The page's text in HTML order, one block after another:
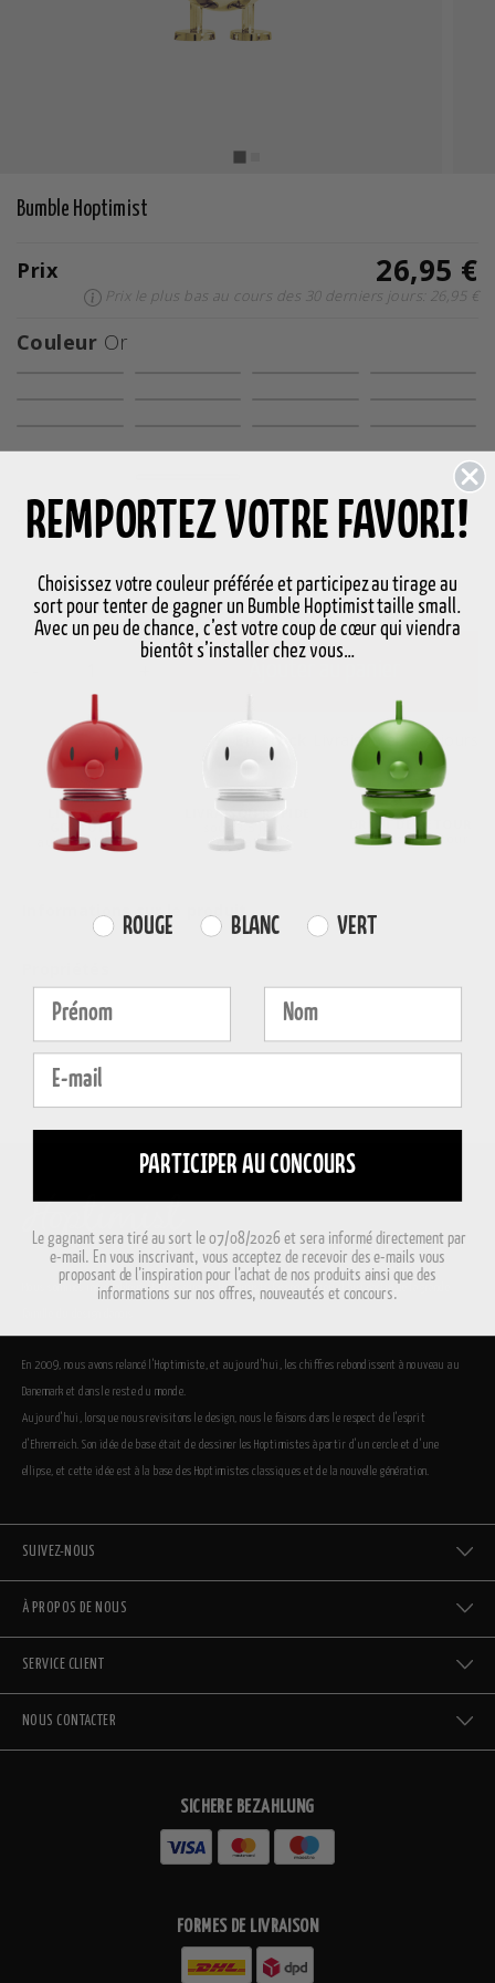
Bumble Hoptimist
Prix 26,95 €
Prix le plus bas au cours des 30 derniers jours: 26,95 €
Couleur Or
TailleS
S
Livraison en 3-5 jours
LIVRAISON
GRATUITE
au-delà de 59€
ouvrables
DROIT DE RETOUR
30 jours de retour
Nous sommes incroyablement fiers que les Hoptimists fassent aujourd’hui partie de la grande
En 2009, nous avons relancé l’Hoptimiste, et aujourd’hui, les chiffres rebondissent à nouveau au
Danemark et dans le reste du monde.
Aujourd’hui, lorsque nous revisitons le design, nous le faisons dans le respect de l’esprit
d’Ehrenreich. Son idée de base était de dessiner les Hoptimistes à partir d’un cercle et d’une
ellipse, et cette idée est à la base des Hoptimistes classiques et de la nouvelle génération.
SUIVEZ-NOUS
À PROPOS DE NOUS
SERVICE CLIENT
NOUS CONTACTER
SICHERE BEZAHLUNG
FORMES DE LIVRAISON
REMPORTEZ VOTRE FAVORI!
Choisissez votre couleur préférée et participez au tirage au
sort pour tenter de gagner un Bumble Hoptimist taille small.
Avec un peu de chance, c’est votre coup de cœur qui viendra
bientôt s’installer chez vous…
Farvevalg
ROUGE BLANC VERT
Fornavn Efternavn
E-mail
PARTICIPER AU CONCOURS
Le gagnant sera tiré au sort le 07/08/2026 et sera informé directement par
e-mail. En vous inscrivant, vous acceptez de recevoir des e-mails vous
proposant de l’inspiration pour l’achat de nos produits ainsi que des
informations sur nos offres, nouveautés et concours.